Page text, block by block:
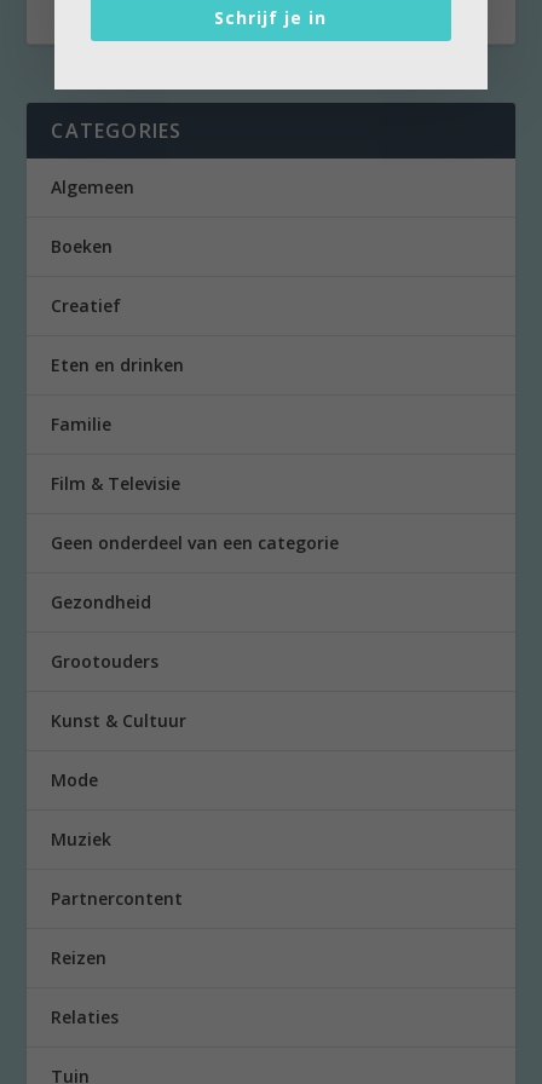
CATEGORIES
Algemeen
Boeken
Creatief
Eten en drinken
Familie
Film & Televisie
Geen onderdeel van een categorie
Gezondheid
Grootouders
Kunst & Cultuur
Mode
Muziek
Partnercontent
Reizen
Relaties
Tuin
Schrijf je in